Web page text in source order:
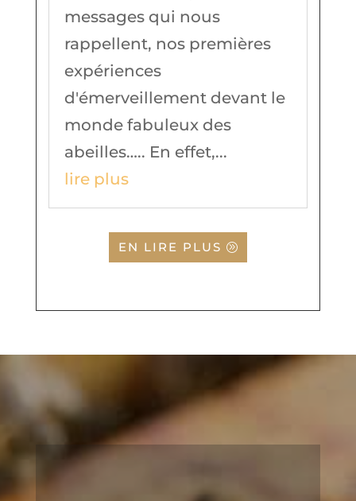
messages qui nous
rappellent, nos premières
expériences
d'émerveillement devant le
monde fabuleux des
abeilles….. En effet,...
lire plus
EN LIRE PLUS